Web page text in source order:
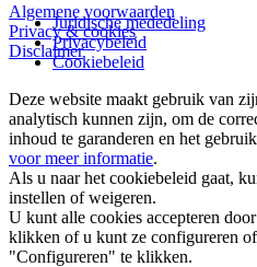
Algemene voorwaarden
Privacy & cookies
Disclaimer
Juridische mededeling
Privacybeleid
Cookiebeleid
Deze website maakt gebruik van
analytisch kunnen zijn, om de
inhoud te garanderen en het
voor meer informatie.
Als u naar het cookiebeleid gaat,
instellen of weigeren.
U kunt alle cookies accepteren
klikken of u kunt ze configureren
"Configureren" te klikken.